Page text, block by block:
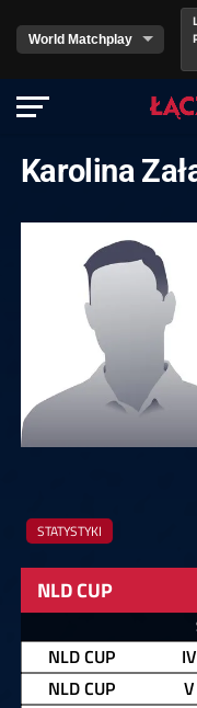
Karolina
STATYSTYKI
NLD CUP
NLD CUP
NLD CUP